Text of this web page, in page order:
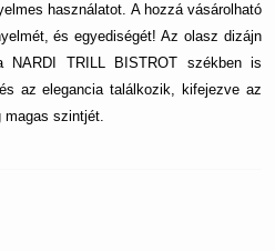
használatot. A hozzá vásárolható
és egyediségét! Az olasz dizájn
NARDI TRILL BISTROT székben is
az elegancia találkozik, kifejezve az
magas szintjét.